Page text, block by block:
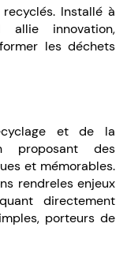
Installé à
allie innovation,
les déchets
et de la
proposant des
et mémorables.
rendreles enjeux
directement
porteurs de